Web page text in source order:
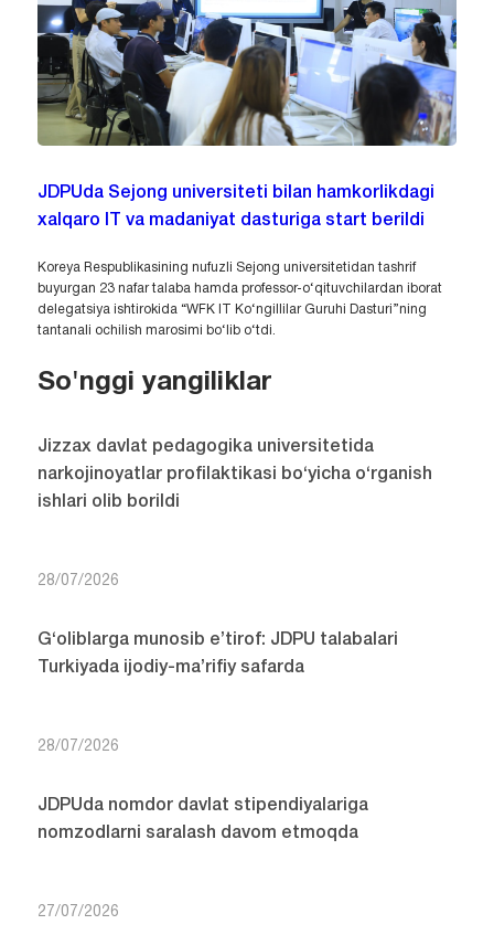
JDPUda Sejong universiteti bilan hamkorlikdagi
xalqaro IT va madaniyat dasturiga start berildi
Koreya Respublikasining nufuzli Sejong universitetidan tashrif
buyurgan 23 nafar talaba hamda professor-o‘qituvchilardan iborat
delegatsiya ishtirokida “WFK IT Ko‘ngillilar Guruhi Dasturi”ning
tantanali ochilish marosimi bo‘lib o‘tdi.
So'nggi yangiliklar
Jizzax davlat pedagogika universitetida
narkojinoyatlar profilaktikasi bo‘yicha o‘rganish
ishlari olib borildi
28/07/2026
G‘oliblarga munosib e’tirof: JDPU talabalari
Turkiyada ijodiy-ma’rifiy safarda
28/07/2026
JDPUda nomdor davlat stipendiyalariga
nomzodlarni saralash davom etmoqda
27/07/2026